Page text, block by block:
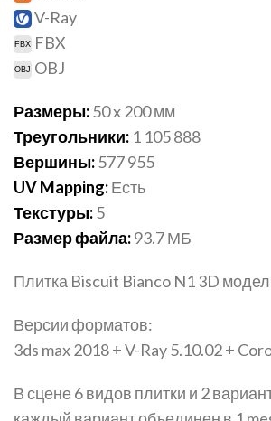
V-Ray
FBX
OBJ
Размеры:50 x 200 мм
Треугольники: 1 105 888
Вершины:577 955
UV Mapping:Есть
Текстуры:5
Размер файла:93.7 МБ
Плитка Biscuit Bianco N1 3D
Версии форматов:
3ds max 2018 + V-Ray 5.10.02 +
В сцене 6 видов плитки и 2